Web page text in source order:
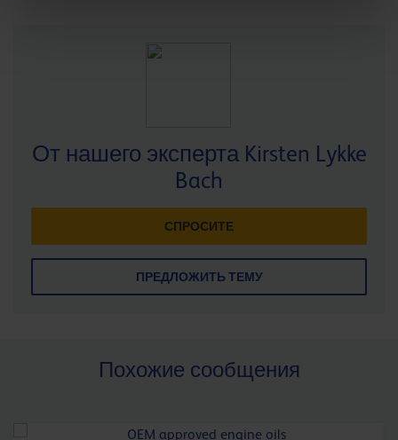
От нашего эксперта Kirsten Lykke
Bach
СПРОСИТЕ
ПРЕДЛОЖИТЬ ТЕМУ
Похожие сообщения